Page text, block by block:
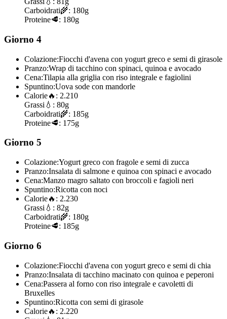
Carboidrati🌾: 180g
Proteine🥩: 180g
Giorno 4
Colazione:Fiocchi d'avena con yogurt greco e semi di girasole
Pranzo:Wrap di tacchino con spinaci, quinoa e avocado
Cena:Tilapia alla griglia con riso integrale e fagiolini
Spuntino:Uova sode con mandorle
Calorie🔥: 2.210
Grassi 💧: 80g
Carboidrati🌾: 185g
Proteine🥩: 175g
Giorno 5
Colazione:Yogurt greco con fragole e semi di zucca
Pranzo:Insalata di salmone e quinoa con spinaci e avocado
Cena:Manzo magro saltato con broccoli e fagioli neri
Spuntino:Ricotta con noci
Calorie🔥: 2.230
Grassi 💧: 82g
Carboidrati🌾: 180g
Proteine🥩: 185g
Giorno 6
Colazione:Fiocchi d'avena con yogurt greco e semi di chia
Pranzo:Insalata di tacchino macinato con quinoa e peperoni
Cena:Passera al forno con riso integrale e cavoletti di
Bruxelles
Spuntino:Ricotta con semi di girasole
Calorie🔥: 2.220